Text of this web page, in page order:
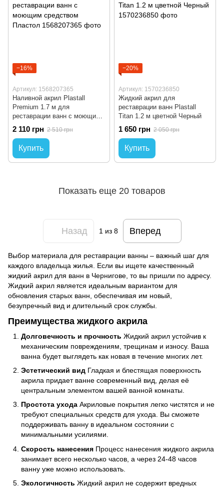
−16%
Артикул: 1568207365
Наливной акрил Plastall
Premium 1.7 м для
реставрации ванн с моющим
средством Пластол
2 110 грн 2 510 грн
Купить
−20%
Артикул: 1570236850
Жидкий акрил для
реставрации ванн Plastall
Titan 1.2 м цветной Черный
1 650 грн 2 050 грн
Купить
Показать еще 20 товаров
Назад 1 из 8 Вперед
Выбор материала для реставрации ванны – важный шаг для
каждого владельца жилья. Если вы ищете качественный
жидкий акрил для ванн в Чернигове, то вы пришли по адресу.
Жидкий акрил является идеальным вариантом для
обновления старых ванн, обеспечивая им новый,
безупречный вид и длительный срок службы.
Преимущества жидкого акрила
Долговечность и прочность Жидкий акрил устойчив к
механическим повреждениям, трещинам и износу. Ваша
ванна будет выглядеть как новая в течение многих лет.
Эстетический вид Гладкая и блестящая поверхность
акрила придает ванне современный вид, делая её
центральным элементом вашей ванной комнаты.
Простота ухода Акриловые покрытия легко чистятся и не
требуют специальных средств для ухода. Вы сможете
поддерживать ванну в идеальном состоянии с
минимальными усилиями.
Скорость нанесения Процесс нанесения жидкого акрила
занимает всего несколько часов, а через 24-48 часов
ванну уже можно использовать.
Экологичность Жидкий акрил не содержит вредных